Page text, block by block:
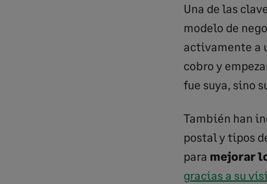
Una de las
modelo de
activamente a
cobro y
fue suya, sino
También han
postal y tipos
para mejorar
gracias a su